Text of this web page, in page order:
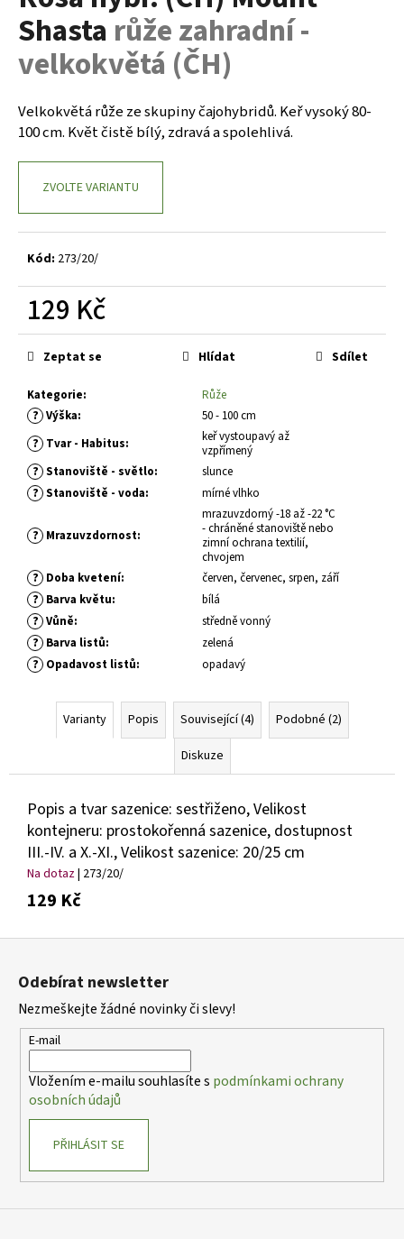
0,0
z
hvězdiček.
Shasta růže zahradní -
velkokvětá (ČH)
Velkokvětá růže ze skupiny čajohybridů. Keř vysoký 80-
100 cm. Květ čistě bílý, zdravá a spolehlivá.
ZVOLTE VARIANTU
Kód: 273/20/
129 Kč
Měrná
cena:
Kategorie: Růže
? Výška: 50 - 100 cm
? Tvar - Habitus:
keř vystoupavý až
vzpřímený
? Stanoviště - světlo: slunce
? Stanoviště - voda: mírné vlhko
? Mrazuvzdornost:
mrazuvzdorný -18 až -22 °C
- chráněné stanoviště nebo
zimní ochrana textilií,
chvojem
? Doba kvetení: červen, červenec, srpen, září
? Barva květu: bílá
? Vůně: středně vonný
? Barva listů: zelená
? Opadavost listů: opadavý
Zeptat se Hlídat Sdílet
Varianty Popis Související (4)
Podobné (2)
Diskuze
Popis a tvar sazenice: sestřiženo, Velikost
kontejneru: prostokořenná sazenice, dostupnost
III.-IV. a X.-XI., Velikost sazenice: 20/25 cm
Na dotaz| 273/20/
129 Kč
a
j
í
?
HLEDAT
D
p
o
u
e
m
PROCUMBENS
QUEEN
OF
CARPETH
SKALNÍK
ZAKRSLÝ
67
Z
Odebírat newsletter
Nezmeškejte žádné novinky či slevy!
E-mail
Vložením e-mailu souhlasíte s podmínkami ochrany
osobních údajů
PŘIHLÁSIT SE